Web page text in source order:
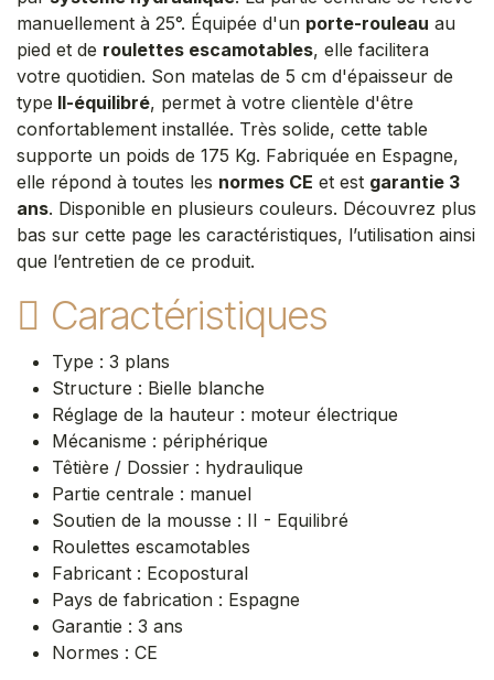
manuellement à 25°. Équipée d'un porte-rouleau au
pied et de roulettes escamotables, elle facilitera
votre quotidien. Son matelas de 5 cm d'épaisseur de
type II-équilibré, permet à votre clientèle d'être
confortablement installée. Très solide, cette table
supporte un poids de 175 Kg. Fabriquée en Espagne,
elle répond à toutes les normes CE et est garantie 3
ans. Disponible en plusieurs couleurs. Découvrez plus
bas sur cette page les caractéristiques, l’utilisation ainsi
que l’entretien de ce produit.
Caractéristiques
Type : 3 plans
Structure : Bielle blanche
Réglage de la hauteur : moteur électrique
Mécanisme : périphérique
Têtière / Dossier : hydraulique
Partie centrale : manuel
Soutien de la mousse : II - Equilibré
Roulettes escamotables
Fabricant : Ecopostural
Pays de fabrication : Espagne
Garantie : 3 ans
Normes : CE